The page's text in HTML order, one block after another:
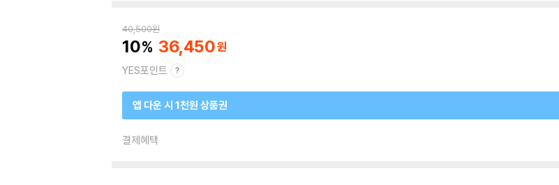
40,500원
10 36,450
YES포인트
앱 다운 시 1천원 상품권
결제혜택